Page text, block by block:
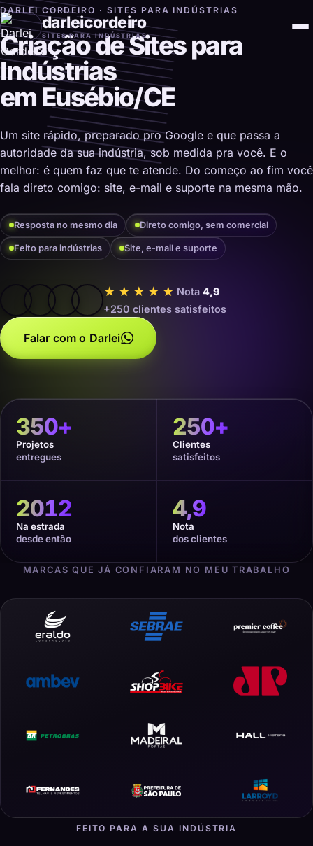
darleicordeiro
SITES PARA INDÚSTRIAS
DARLEI CORDEIRO · SITES PARA INDÚSTRIAS
Criação de Sites para
Indústrias
em Eusébio/CE
Um site rápido, preparado pro Google e que passa a
autoridade da sua indústria, sob medida pra você. E o
melhor: é quem faz que te atende. Do começo ao fim você
fala direto comigo: site, e-mail e suporte na mesma mão.
Resposta no mesmo dia Direto comigo, sem comercial
Feito para indústrias Site, e-mail e suporte
★★★★★ Nota 4,9
+250 clientes satisfeitos
Falar com o Darlei
350+
Projetos
entregues
250+
Clientes
satisfeitos
2012
Na estrada
desde então
4,9
Nota
dos clientes
MARCAS QUE JÁ CONFIARAM NO MEU TRABALHO
FEITO PARA A SUA INDÚSTRIA